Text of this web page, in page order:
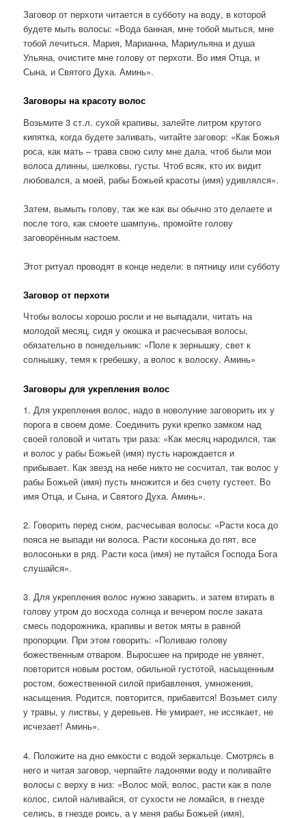
Заговор от перхоти читается в субботу на воду, в которой
будете мыть волосы: «Вода банная, мне тобой мыться, мне
тобой лечиться. Мария, Марианна, Мариульяна и душа
Ульяна, очистите мне голову от перхоти. Во имя Отца, и
Сына, и Святого Духа. Аминь».
Заговоры на красоту волос
Возьмите 3 ст.л. сухой крапивы, залейте литром крутого
кипятка, когда будете заливать, читайте заговор: «Как Божья
роса, как мать – трава свою силу мне дала, чтоб были мои
волоса длинны, шелковы, густы. Чтоб всяк, кто их видит
любовался, а моей, рабы Божьей красоты (имя) удивлялся».
Затем, вымыть голову, так же как вы обычно это делаете и
после того, как смоете шампунь, промойте голову
заговорённым настоем.
Этот ритуал проводят в конце недели: в пятницу или субботу
Заговор от перхоти
Чтобы волосы хорошо росли и не выпадали, читать на
молодой месяц, сидя у окошка и расчесывая волосы,
обязательно в понедельник: «Поле к зернышку, свет к
солнышку, темя к гребешку, а волос к волоску. Аминь»
Заговоры для укрепления волос
1. Для укрепления волос, надо в новолуние заговорить их у
порога в своем доме. Соединить руки крепко замком над
своей головой и читать три раза: «Как месяц народился, так
и волос у рабы Божьей (имя) пусть нарождается и
прибывает. Как звезд на небе никто не сосчитал, так волос у
рабы Божьей (имя) пусть множится и без счету густеет. Во
имя Отца, и Сына, и Святого Духа. Аминь».
2. Говорить перед сном, расчесывая волосы: «Расти коса до
пояса не выпади ни волоса. Расти косонька до пят, все
волосоньки в ряд. Расти коса (имя) не путайся Господа Бога
слушайся».
3. Для укрепления волос нужно заварить, и затем втирать в
голову утром до восхода солнца и вечером после заката
смесь подорожника, крапивы и веток мяты в равной
пропорции. При этом говорить: «Поливаю голову
божественным отваром. Выросшее на природе не увянет,
повторится новым ростом, обильной густотой, насыщенным
ростом, божественной силой прибавления, умножения,
насыщения. Родится, повторится, прибавится! Возьмет силу
у травы, у листвы, у деревьев. Не умирает, не иссякает, не
исчезает! Аминь».
4. Положите на дно емкости с водой зеркальце. Смотрясь в
него и читая заговор, черпайте ладонями воду и поливайте
волосы с верху в низ: «Волос мой, волос, расти как в поле
колос, силой наливайся, от сухости не ломайся, в гнезде
селись, в гнезде роись, а у меня рабы Божьей (имя),